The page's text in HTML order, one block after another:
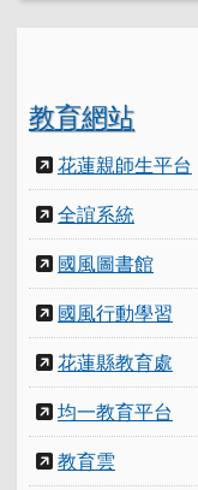
教育網站
花蓮親師生平台
全誼系統
國風圖書館
國風行動學習
花蓮縣教育處
均一教育平台
教育雲